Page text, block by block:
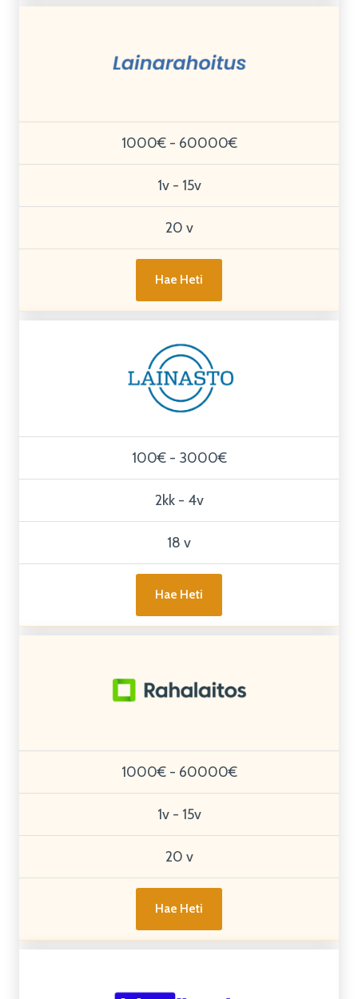
1000€ - 60000€
1v - 15v
20 v
Hae Heti
100€ - 3000€
2kk - 4v
18 v
Hae Heti
1000€ - 60000€
1v - 15v
20 v
Hae Heti